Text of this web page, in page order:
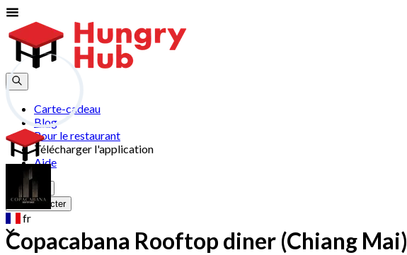
Carte-cadeau
Blog
Pour le restaurant
Télécharger l'application
Aide
S'inscrire
Se connecter
fr
Copacabana Rooftop diner (Chiang Mai)